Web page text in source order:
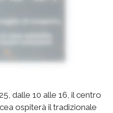
dalle 10 alle 16, il centro
ospiterà il tradizionale